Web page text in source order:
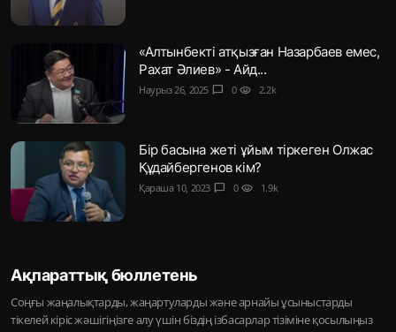
«Алтынбекті атқызған Назарбаев емес,
Рахат Әлиев» - Айд...
Наурыз 26, 2025 chat_bubble 0 visibility 2.2k
Бір басына жеті ұйым тіркеген Олжас
Құдайбергенов кім?
Қараша 10, 2023 chat_bubble 0 visibility 1.9k
Ақпараттық бюллетень
Соңғы жаңалықтарды, жаңартуларды және арнайы ұсыныстарды
тікелей кіріс жәшігіңізге алу үшін біздің ізбасарлар тізіміне қосылыңыз